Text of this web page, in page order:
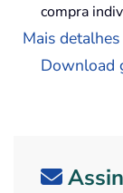
compra
Mais
Download